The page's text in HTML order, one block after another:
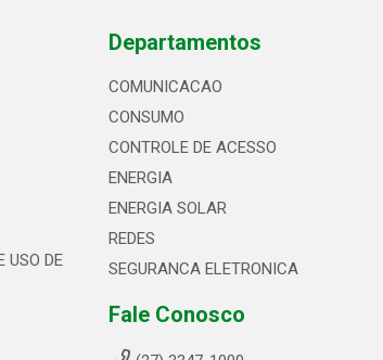
USO DE
Departamentos
COMUNICACAO
CONSUMO
CONTROLE DE ACESSO
ENERGIA
ENERGIA SOLAR
REDES
SEGURANCA ELETRONICA
Fale Conosco